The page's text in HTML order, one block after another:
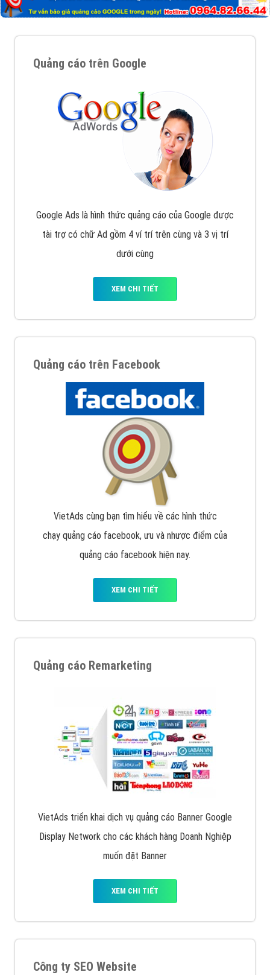
Quảng cáo trên Google
Google Ads là hình thức quảng cáo của Google được
tài trợ có chữ Ad gồm 4 ví trí trên cùng và 3 vị trí
dưới cùng
XEM CHI TIẾT
Quảng cáo trên Facebook
VietAds cùng bạn tìm hiểu về các hình thức
chạy quảng cáo facebook, ưu và nhược điểm của
quảng cáo facebook hiện nay.
XEM CHI TIẾT
Quảng cáo Remarketing
VietAds triển khai dịch vụ quảng cáo Banner Google
Display Network cho các khách hàng Doanh Nghiệp
muốn đặt Banner
XEM CHI TIẾT
Công ty SEO Website